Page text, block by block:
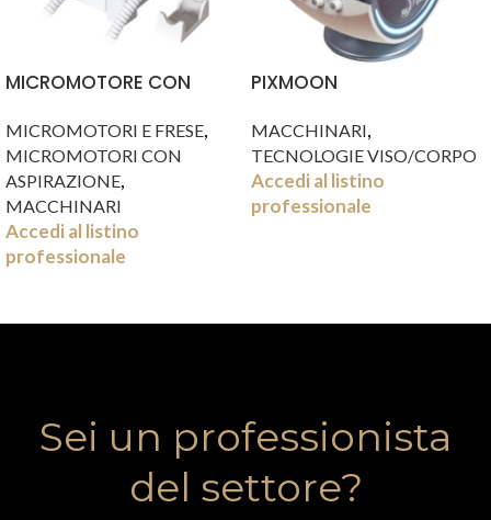
MICROMOTORE CON
MICROMOTORI E FRESE,
MICROMOTORI CON
ASPIRAZIONE,
MACCHINARI
Accedi al listino
professionale
PIXMOON
MACCHINARI,
TECNOLOGIE VISO/CORPO
Accedi al listino
professionale
Sei un professionista
del settore?